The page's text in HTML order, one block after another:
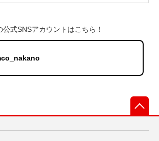
式SNSアカウントはこちら！